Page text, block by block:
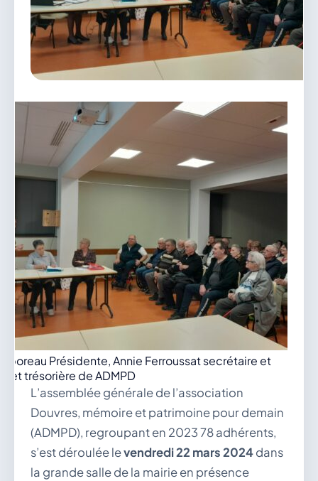
vous.
04 74 38 22 78
mairie@douvres.fr
140 Place de la Babillière, 01500 Douvres
Contacter la mairie
Le guichet des associations
publier une annonce
Présidente, Annie Ferroussat secrétaire et
trésorière de ADMPD
L’assemblée générale de l’association
Douvres, mémoire et patrimoine pour demain
(ADMPD), regroupant en 2023 78 adhérents,
s’est déroulée levendredi 22 mars 2024dans
la grande salle de la mairie en présence